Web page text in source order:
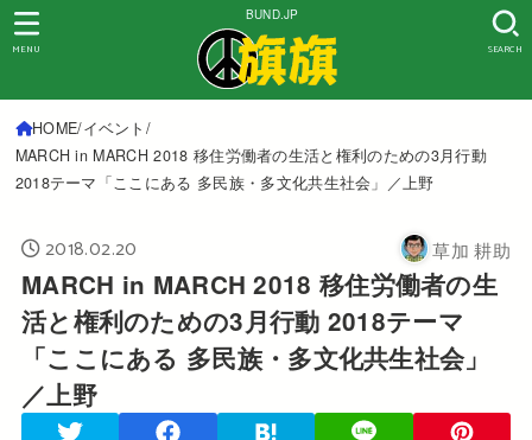
BUND.JP
SEARCH
MENU
HOME イベント
MARCH in MARCH 2018 移住労働者の生活と権利のための3月行動
2018テーマ「ここにある 多民族・多文化共生社会」／上野
2018.02.20 草加 耕助
MARCH in MARCH 2018 移住労働者の生
活と権利のための3月行動 2018テーマ
「ここにある 多民族・多文化共生社会」
／上野